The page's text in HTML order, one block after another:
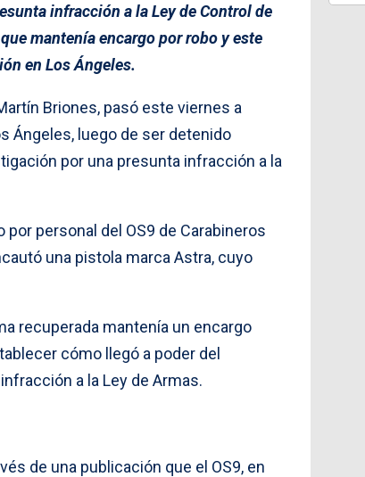
infracción a la Ley de Control de
mantenía encargo por robo y este
en Los Ángeles.
Briones, pasó este viernes a
Ángeles, luego de ser detenido
por una presunta infracción a la
personal del OS9 de Carabineros
una pistola marca Astra, cuyo
recuperada mantenía un encargo
cómo llegó a poder del
a la Ley de Armas.
de una publicación que el OS9, en